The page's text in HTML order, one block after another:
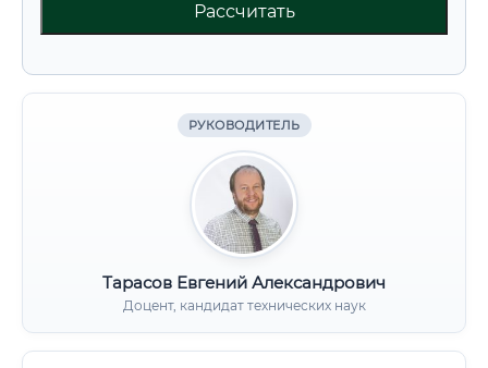
Рассчитать
РУКОВОДИТЕЛЬ
Тарасов Евгений Александрович
Доцент, кандидат технических наук